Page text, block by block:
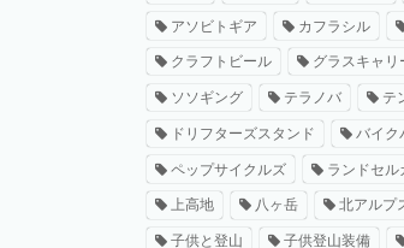
アソビトギア カフラシル
クラフトビール グラスキャリ
ソソギング テラノバ テ
ドリフターズスタンド バイク
ペップサイクルズ ランドセル
上高地 八ヶ岳 北アルプ
子供と登山 子供登山装備